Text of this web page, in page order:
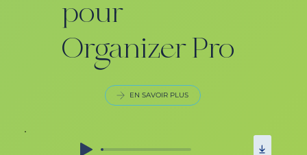
pour
Organizer Pro
EN SAVOIR PLUS